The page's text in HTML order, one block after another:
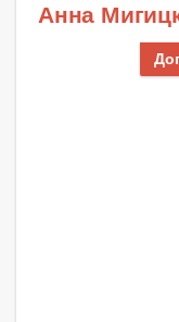
Анна